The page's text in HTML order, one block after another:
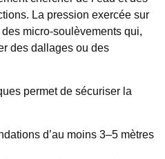
La pression exercée sur
micro-soulèvements qui,
des dallages ou des
permet de sécuriser la
d’au moins 3–5 mètres